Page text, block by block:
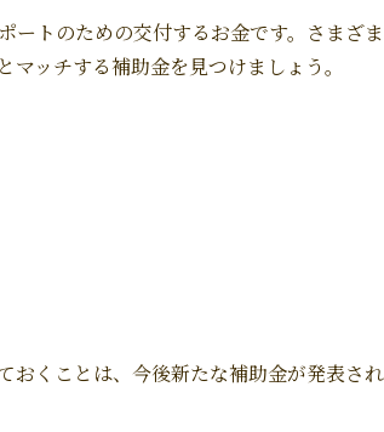
トのための交付するお金です。さまざ
ッチする補助金を見つけましょう。
くことは、今後新たな補助金が発表さ